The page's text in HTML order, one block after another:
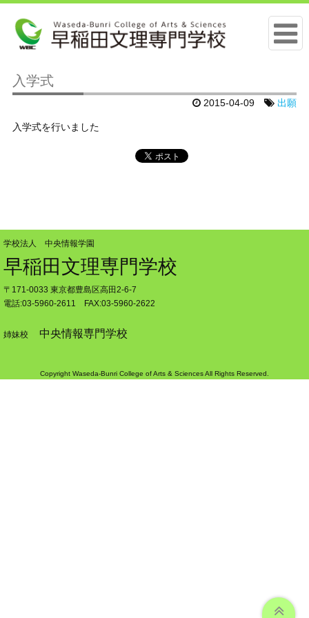
入学式
2015-04-09 出願
入学式を行いました
学校法人 中央情報学園
早稲田文理専門学校
〒171-0033 東京都豊島区高田2-6-7
電話:03-5960-2611 FAX:03-5960-2622
姉妹校 中央情報専門学校
Copyright Waseda-Bunri College of Arts & Sciences All Rights Reserved.